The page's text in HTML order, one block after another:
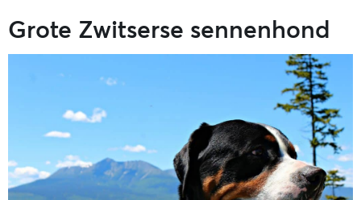
Grote Zwitserse sennenhond